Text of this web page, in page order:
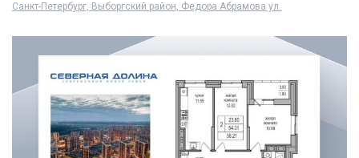
Санкт-Петербург, Выборгский район, Федора Абрамова ул.